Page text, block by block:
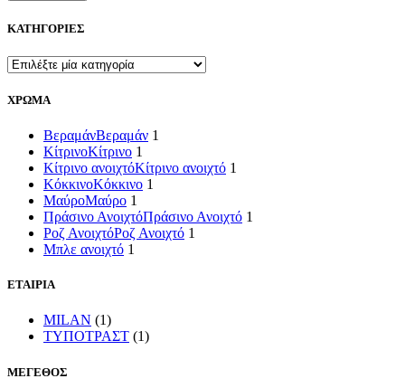
ΚΑΤΗΓΟΡΙΕΣ
ΧΡΩΜΑ
ΒεραμάνΒεραμάν 1
ΚίτρινοΚίτρινο 1
Κίτρινο ανοιχτόΚίτρινο ανοιχτό 1
ΚόκκινοΚόκκινο 1
ΜαύροΜαύρο 1
Πράσινο ΑνοιχτόΠράσινο Ανοιχτό 1
Ροζ ΑνοιχτόΡοζ Ανοιχτό 1
Μπλε ανοιχτό 1
ΕΤΑΙΡΙΑ
MILAN (1)
ΤΥΠΟΤΡΑΣΤ (1)
ΜΕΓΕΘΟΣ